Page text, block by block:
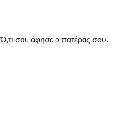
σου άφησε ο πατέρας σου.